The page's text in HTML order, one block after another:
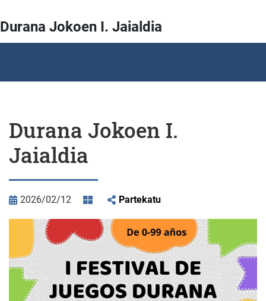
Durana Jokoen I. Jaialdia
Durana Jokoen I.
Jaialdia
2026/02/12 Partekatu